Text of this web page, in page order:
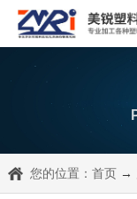
您的位置： 首页→